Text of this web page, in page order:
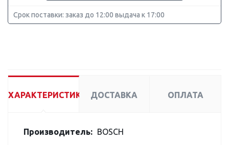
Срок поставки: заказ до 12:00 выдача к 17:00
ХАРАКТЕРИСТИКИ ДОСТАВКА ОПЛАТА
Производитель: BOSCH